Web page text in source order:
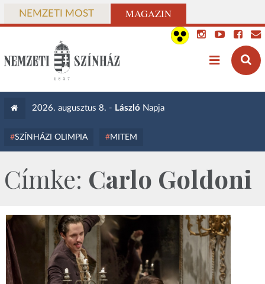
NEMZETI MOST MAGAZIN
2026. augusztus 8. - László Napja
SZÍNHÁZI OLIMPIA MITEM
Címke: Carlo Goldoni